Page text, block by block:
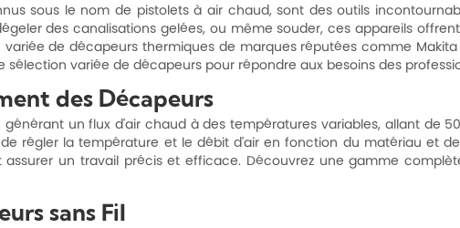
sous le nom de pistolets à air chaud, sont des outils
des canalisations gelées, ou même souder, ces appareils
de décapeurs thermiques de marques réputées comme
sélection variée de décapeurs pour répondre aux besoins des
des Décapeurs
un flux d'air chaud à des températures variables, allant de
régler la température et le débit d'air en fonction du matériau et
un travail précis et efficace. Découvrez une gamme
sans Fil